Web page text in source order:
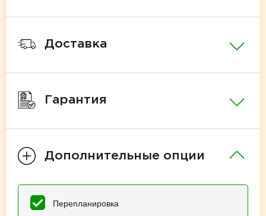
Доставка
Гарантия
Дополнительные опции
Перепланировка